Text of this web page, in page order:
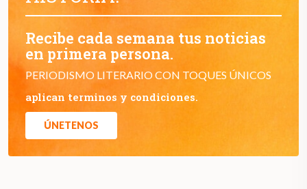
Recibe cada semana tus noticias
en primera persona.
PERIODISMO LITERARIO CON TOQUES ÚNICOS
aplican terminos y condiciones.
ÚNETENOS